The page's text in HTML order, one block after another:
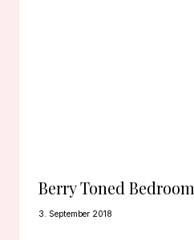
Berry Toned Bedroom
3. September 2018